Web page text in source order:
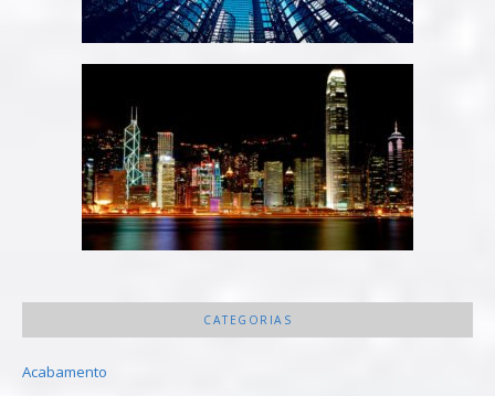
CATEGORIAS
Acabamento